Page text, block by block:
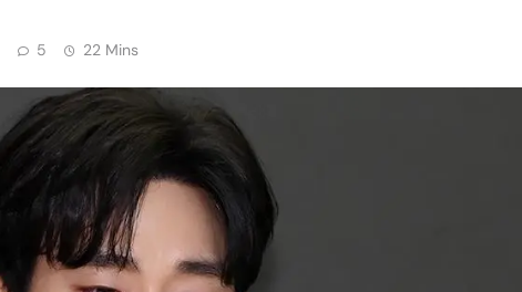
5 22 Mins